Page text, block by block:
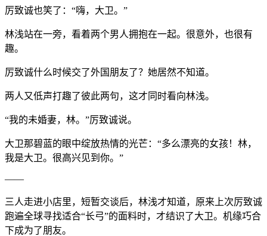
厉致诚也笑了：“嗨，大卫。”
林浅站在一旁，看着两个男人拥抱在一起。很意外，也很有
趣。
厉致诚什么时候交了外国朋友了？她居然不知道。
两人又低声打趣了彼此两句，这才同时看向林浅。
“我的未婚妻，林。”厉致诚说。
大卫那碧蓝的眼中绽放热情的光芒：“多么漂亮的女孩！林，
我是大卫。很高兴见到你。”
——
三人走进小店里，短暂交谈后，林浅才知道，原来上次厉致诚
跑遍全球寻找适合“长弓”的面料时，才结识了大卫。机缘巧合
下成为了朋友。